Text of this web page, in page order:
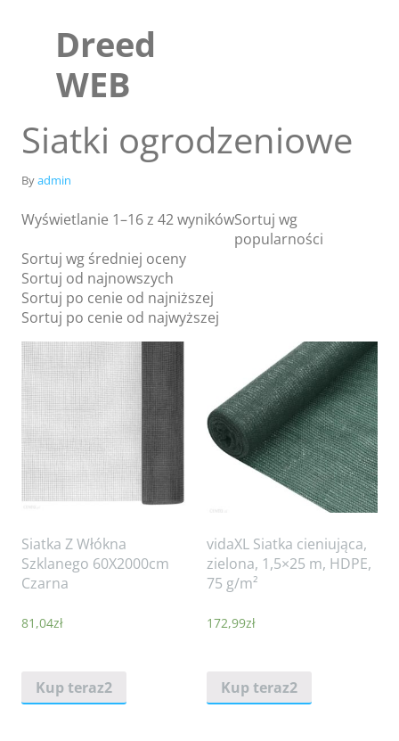
Dreed
WEB
Sklep
Siatki ogrodzeniowe
Byadmin
Wyświetlanie 1–16 z 42 wynikówSortuj wg
popularności
Sortuj wg średniej oceny
Sortuj od najnowszych
Sortuj po cenie od najniższej
Sortuj po cenie od najwyższej
Siatka Z Włókna
Szklanego 60X2000cm
Czarna
81,04zł
Kup teraz2
vidaXL Siatka cieniująca,
zielona, 1,5×25 m, HDPE,
75 g/m²
172,99zł
Kup teraz2